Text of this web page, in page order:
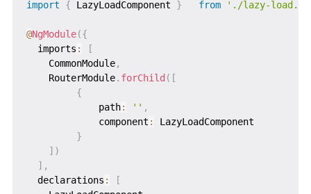
import
{ LazyLoadComponent } from './lazy-
@NgModule({
  imports
:
[
    CommonModule
,
    RouterModule
. forChild ( [
{
             path
: '' ,
             component
:
LazyLoadComponent
}
] )
] ,
  declarations
:
[